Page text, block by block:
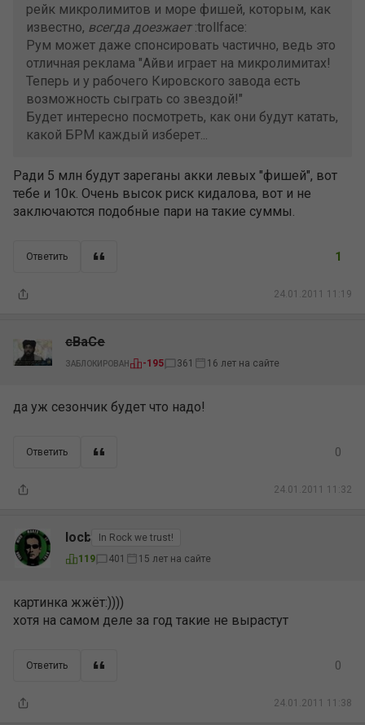
рейк микролимитов и море фишей, которым, как
известно, всегда доезжает:trollface:
Рум может даже спонсировать частично, ведь это
отличная реклама "Айви играет на микролимитах!
Теперь и у рабочего Кировского завода есть
возможность сыграть со звездой!"
Будет интересно посмотреть, как они будут катать,
какой БРМ каждый изберет...
Ради 5 млн будут зареганы акки левых "фишей", вот
тебе и 10к. Очень высок риск кидалова, вот и не
заключаются подобные пари на такие суммы.
Ответить
24.01.2011 11:19
1
cBaCe
ЗАБЛОКИРОВАН -195 361 16 лет на сайте
да уж сезончик будет что надо!
Ответить
24.01.2011 11:32
0
locb
In Rock we trust!
119
401 15 лет на сайте
картинка жжёт:))))
хотя на самом деле за год такие не вырастут
Ответить
24.01.2011 11:38
0